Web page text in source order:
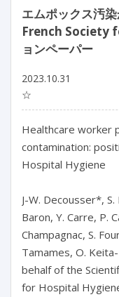
エムポックス汚
French Society
ョンペーパー
2023.10.31
☆
Healthcare worker
contamination:
Hospital Hygiene
J-W. Decousser*,
Baron, Y. Carre, P.
Champagnac, S.
Tamames, O.
behalf of the
for Hospital